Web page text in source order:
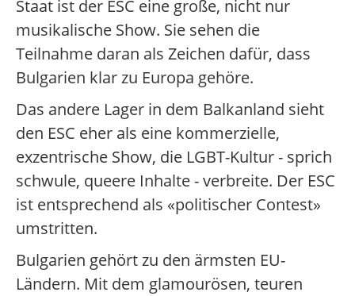
Staat ist der ESC eine große, nicht nur
musikalische Show. Sie sehen die
Teilnahme daran als Zeichen dafür, dass
Bulgarien klar zu Europa gehöre.
Das andere Lager in dem Balkanland sieht
den ESC eher als eine kommerzielle,
exzentrische Show, die LGBT-Kultur - sprich
schwule, queere Inhalte - verbreite. Der ESC
ist entsprechend als «politischer Contest»
umstritten.
Bulgarien gehört zu den ärmsten EU-
Ländern. Mit dem glamourösen, teuren